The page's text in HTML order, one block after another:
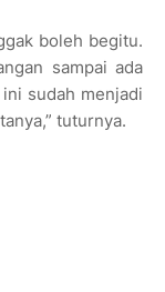
boleh begitu.
sampai ada
sudah menjadi
tuturnya.